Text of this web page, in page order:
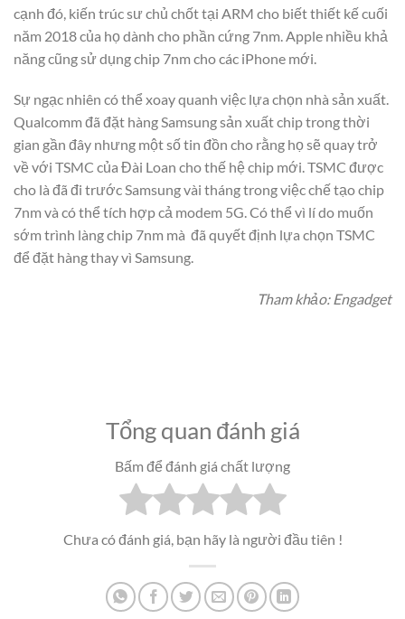
cạnh đó, kiến ​​trúc sư chủ chốt tại ARM cho biết thiết kế cuối
năm 2018 của họ dành cho phần cứng 7nm. Apple nhiều khả
năng cũng sử dụng chip 7nm cho các iPhone mới.
Sự ngạc nhiên có thể xoay quanh việc lựa chọn nhà sản xuất.
Qualcomm đã đặt hàng Samsung sản xuất chip trong thời
gian gần đây nhưng một số tin đồn cho rằng họ sẽ quay trở
về với TSMC của Đài Loan cho thế hệ chip mới. TSMC được
cho là đã đi trước Samsung vài tháng trong việc chế tạo chip
7nm và có thể tích hợp cả modem 5G. Có thể vì lí do muốn
sớm trình làng chip 7nm mà đã quyết định lựa chọn TSMC
để đặt hàng thay vì Samsung.
Tham khảo: Engadget
Tổng quan đánh giá
Bấm để đánh giá chất lượng
Chưa có đánh giá, bạn hãy là người đầu tiên !